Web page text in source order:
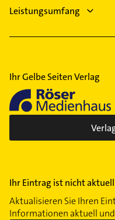
Leistungsumfang
Ihr Gelbe Seiten Verlag
Ihr Eintrag ist nicht
Aktualisieren Sie Ihren
Informationen aktuell